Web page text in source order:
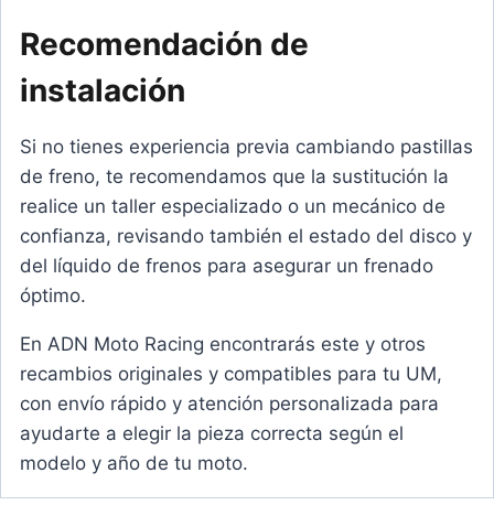
Recomendación de
instalación
Si no tienes experiencia previa cambiando pastillas
de freno, te recomendamos que la sustitución la
realice un taller especializado o un mecánico de
confianza, revisando también el estado del disco y
del líquido de frenos para asegurar un frenado
óptimo.
En ADN Moto Racing encontrarás este y otros
recambios originales y compatibles para tu UM,
con envío rápido y atención personalizada para
ayudarte a elegir la pieza correcta según el
modelo y año de tu moto.